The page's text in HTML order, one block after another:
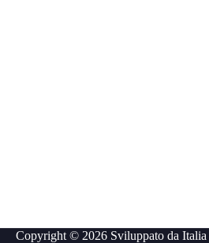
Copyright © 2026 Sviluppato daItalia